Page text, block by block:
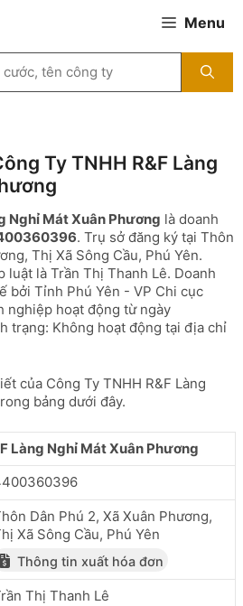
Menu
Ty TNHH R&F Làng
Nghỉ Mát Xuân Phương là doanh
. Trụ sở đăng ký tại Thôn
Thị Xã Sông Cầu, Phú Yên.
luật là Trần Thị Thanh Lê. Doanh
bởi Tỉnh Phú Yên - VP Chi cục
nghiệp hoạt động từ ngày
trạng: Không hoạt động tại địa chỉ
của Công Ty TNHH R&F Làng
bảng dưới đây.
Làng Nghỉ Mát Xuân Phương
Dân Phú 2, Xã Xuân Phương,
Xã Sông Cầu, Phú Yên
Thông tin xuất hóa đơn
Thị Thanh Lê